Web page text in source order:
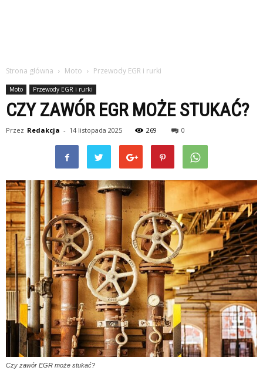
Strona główna Moto Przewody EGR i rurki
Moto Przewody EGR i rurki
CZY ZAWÓR EGR MOŻE STUKAĆ?
Przez Redakcja - 14 listopada 2025 269 0
Czy zawór EGR może stukać?